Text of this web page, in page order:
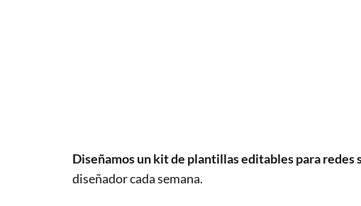
Diseñamos un kit de plantillas editables para redes
diseñador cada semana.